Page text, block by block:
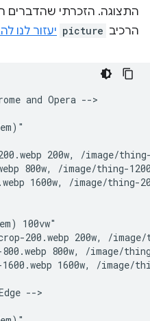
התצוגה. הזכרתי שהדברים
הרכיב picture יעזור לנו
and Opera -->
200w, /image/
800w, /image/thing-
1600w, /image/thing-
100vw"
200.webp 200w, /
800w, /image/
1600w, /image/
-->